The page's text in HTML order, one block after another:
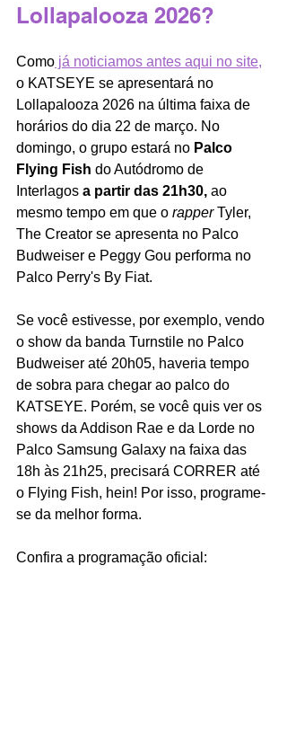
Lollapalooza 2026?
Como já noticiamos antes aqui no site,
o KATSEYE se apresentará no
Lollapalooza 2026 na última faixa de
horários do dia 22 de março. No
domingo, o grupo estará no Palco
Flying Fish do Autódromo de
Interlagos a partir das 21h30, ao
mesmo tempo em que o rapper Tyler,
The Creator se apresenta no Palco
Budweiser e Peggy Gou performa no
Palco Perry's By Fiat.
Se você estivesse, por exemplo, vendo
o show da banda Turnstile no Palco
Budweiser até 20h05, haveria tempo
de sobra para chegar ao palco do
KATSEYE. Porém, se você quis ver os
shows da Addison Rae e da Lorde no
Palco Samsung Galaxy na faixa das
18h às 21h25, precisará CORRER até
o Flying Fish, hein! Por isso, programe-
se da melhor forma.
Confira a programação oficial: